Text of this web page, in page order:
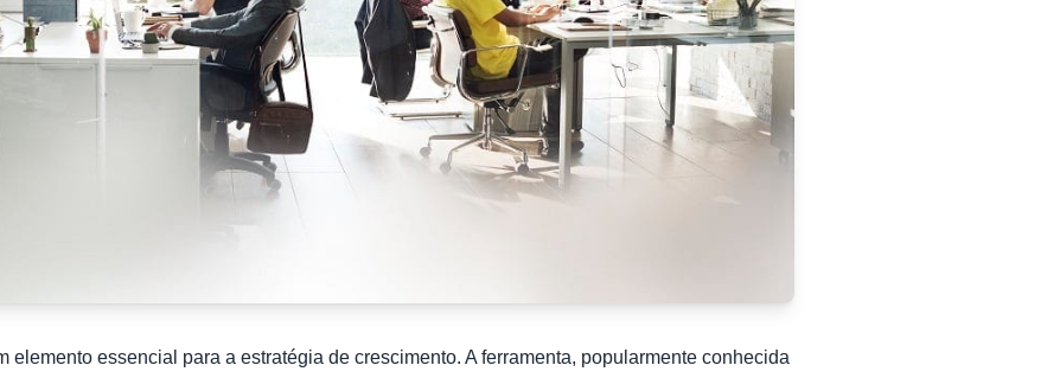
elemento essencial para a estratégia de crescimento. A ferramenta, popularmente conhecida